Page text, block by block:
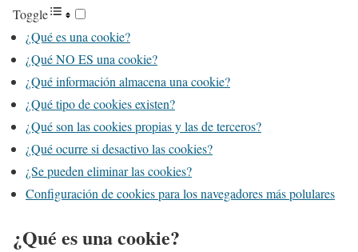
Toggle
¿Qué es una cookie?
¿Qué NO ES una cookie?
¿Qué información almacena una cookie?
¿Qué tipo de cookies existen?
¿Qué son las cookies propias y las de terceros?
¿Qué ocurre si desactivo las cookies?
¿Se pueden eliminar las cookies?
Configuración de cookies para los navegadores más polulares
¿Qué es una cookie?